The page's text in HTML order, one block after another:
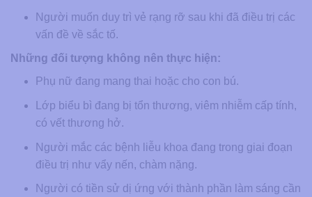
Người muốn duy trì vẻ rạng rỡ sau khi đã điều trị các
vấn đề về sắc tố.
Những đối tượng không nên thực hiện:
Phụ nữ đang mang thai hoặc cho con bú.
Lớp biểu bì đang bị tổn thương, viêm nhiễm cấp tính,
có vết thương hở.
Người mắc các bệnh liễu khoa đang trong giai đoạn
điều trị như vẩy nến, chàm nặng.
Người có tiền sử dị ứng với thành phần làm sáng cần